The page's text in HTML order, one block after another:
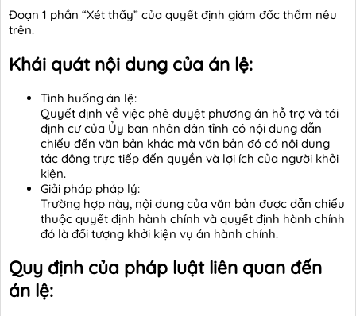
Đoạn 1 phần “Xét thấy” của quyết định giám đốc thẩm nêu
trên.
Khái quát nội dung của án lệ:
Tình huống án lệ:
Quyết định về việc phê duyệt phương án hỗ trợ và tái
định cư của Ủy ban nhân dân tỉnh có nội dung dẫn
chiếu đến văn bản khác mà văn bản đó có nội dung
tác động trực tiếp đến quyền và lợi ích của người khởi
kiện.
Giải pháp pháp lý:
Trường hợp này, nội dung của văn bản được dẫn chiếu
thuộc quyết định hành chính và quyết định hành chính
đó là đối tượng khởi kiện vụ án hành chính.
Quy định của pháp luật liên quan đến
án lệ: